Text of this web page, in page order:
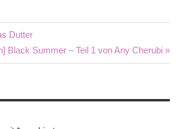
Dutter
Black Summer – Teil 1 von Any Cherubi